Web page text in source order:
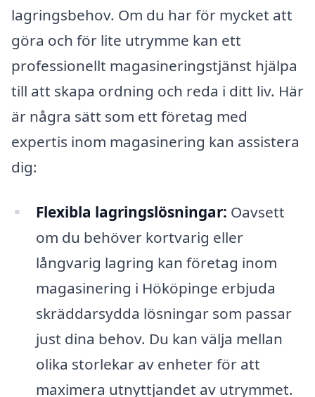
lagringsbehov. Om du har för mycket att
göra och för lite utrymme kan ett
professionellt magasineringstjänst hjälpa
till att skapa ordning och reda i ditt liv. Här
är några sätt som ett företag med
expertis inom magasinering kan assistera
dig:
Flexibla lagringslösningar: Oavsett
om du behöver kortvarig eller
långvarig lagring kan företag inom
magasinering i Hököpinge erbjuda
skräddarsydda lösningar som passar
just dina behov. Du kan välja mellan
olika storlekar av enheter för att
maximera utnyttjandet av utrymmet.